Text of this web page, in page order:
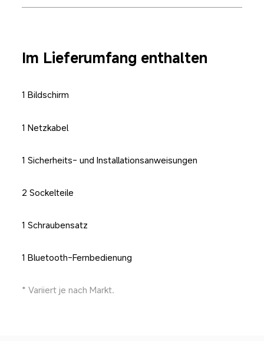
Im Lieferumfang enthalten
1 Bildschirm
1 Netzkabel
1 Sicherheits- und Installationsanweisungen
2 Sockelteile
1 Schraubensatz
1 Bluetooth-Fernbedienung
* Variiert je nach Markt.